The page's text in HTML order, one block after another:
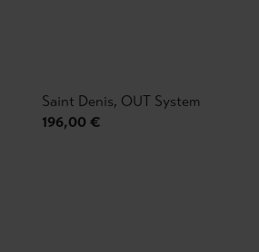
Saint Denis, OUT System
196,00 €